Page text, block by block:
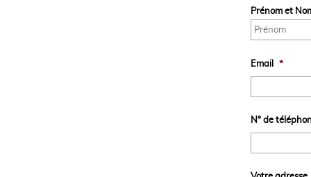
Prénom et
Email *
N° de